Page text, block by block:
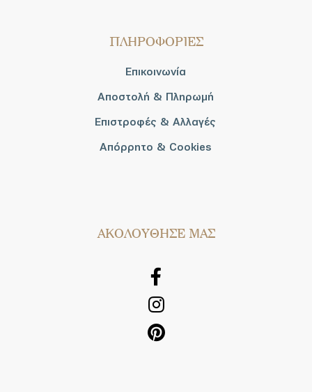
ΠΛΗΡΟΦΟΡΙΕΣ
Επικοινωνία
Αποστολή & Πληρωμή
Επιστροφές & Αλλαγές
Απόρρητο & Cookies
AΚΟΛΟΥΘΗΣΕ ΜΑΣ